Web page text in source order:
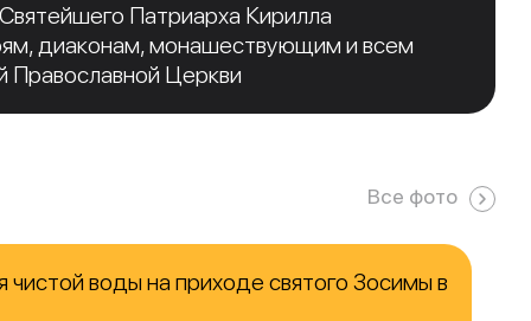
Патриарха Кирилла
диаконам, монашествующим и всем
Православной Церкви
Все фото
воды на приходе святого Зосимы в